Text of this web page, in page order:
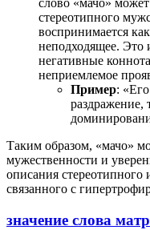
стереотипного
воспринимается
неподходящее. Это
негативные
неприемлемое
Пример:
раздражение,
Таким образом, «мачо»
мужественности и
описания стереотипного
связанного с
значение слова